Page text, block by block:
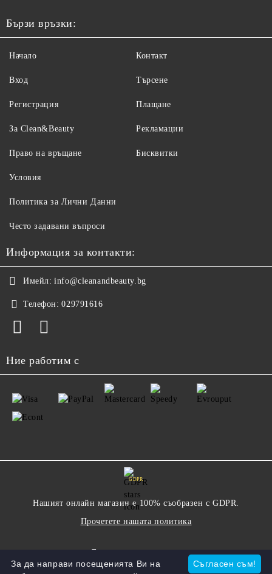
Бързи връзки:
Начало
Вход
Регистрация
За Clean&Beauty
Контакт
Търсене
Плащане
Рекламации
Право на връщане
Условия
Политика за Лични Данни
Често задавани въпроси
Бисквитки
Информация за контакти:
Имейл: info@cleanandbeauty.bg
Телефон: 029791616
Ние работим с
GDPR
Нашият онлайн магазин е 100% съобразен с GDPR.
Прочетете нашата политика
Съгласен съм!
За да направи посещенията Ви на